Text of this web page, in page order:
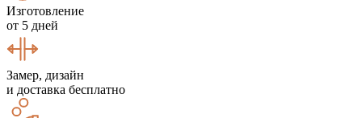
Изготовление
от 5 дней
Замер, дизайн
и доставка бесплатно